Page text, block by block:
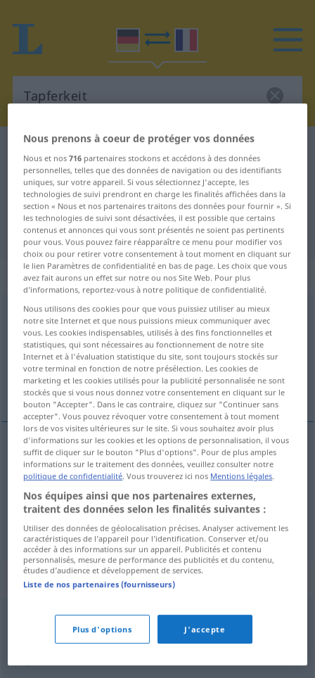
Dictionnaire Allemand-Français
Traduction Allemand-Français de
"Tapferkeit"
"Tapferkeit" - traduction Français
„Tapferkeit“: Femininum
Tapferkeitf <Tapferkeit>
Vue d'ensemble de toutes les traductions
(Pour plus d'informations, cliquez sur/touchez la traduction)
bravoure, vaillance, courage
bravouref Tapferkeit
vaillancef Tapferkeit
couragem Tapferkeit
Synonymes de "Tapferkeit"
Standhaftigkeit
Nous prenons à coeur de protéger vos données
Nous et nos716 partenaires stockons et accédons à des données
personnelles, telles que des données de navigation ou des identifiants
uniques, sur votre appareil. Si vous sélectionnez J'accepte, les
technologies de suivi prendront en charge les finalités affichées dans la
section « Nous et nos partenaires traitons des données pour fournir ». Si
les technologies de suivi sont désactivées, il est possible que certains
contenus et annonces qui vous sont présentés ne soient pas pertinents
pour vous. Vous pouvez faire réapparaître ce menu pour modifier vos
choix ou pour retirer votre consentement à tout moment en cliquant sur
le lien Paramètres de confidentialité en bas de page. Les choix que vous
avez fait aurons un effet sur notre ou nos Site Web. Pour plus
d’informations, reportez-vous à notre politique de confidentialité.
Nous utilisons des cookies pour que vous puissiez utiliser au mieux
notre site Internet et que nous puissions mieux communiquer avec
vous. Les cookies indispensables, utilisés à des fins fonctionnelles et
statistiques, qui sont nécessaires au fonctionnement de notre site
Internet et à l'évaluation statistique du site, sont toujours stockés sur
votre terminal en fonction de notre présélection. Les cookies de
marketing et les cookies utilisés pour la publicité personnalisée ne sont
stockés que si vous nous donnez votre consentement en cliquant sur le
bouton "Accepter". Dans le cas contraire, cliquez sur "Continuer sans
accepter". Vous pouvez révoquer votre consentement à tout moment
lors de vos visites ultérieures sur le site. Si vous souhaitez avoir plus
d'informations sur les cookies et les options de personnalisation, il vous
suffit de cliquer sur le bouton "Plus d'options". Pour de plus amples
informations sur le traitement des données, veuillez consulter notre
politique de confidentialité. Vous trouverez ici nos Mentions légales.
Nos équipes ainsi que nos partenaires externes,
traitent des données selon les finalités suivantes :
Utiliser des données de géolocalisation précises. Analyser activement les
caractéristiques de l’appareil pour l’identification. Conserver et/ou
accéder à des informations sur un appareil. Publicités et contenu
personnalisés, mesure de performance des publicités et du contenu,
études d’audience et développement de services.
Liste de nos partenaires (fournisseurs)
Plus d'options J'accepte